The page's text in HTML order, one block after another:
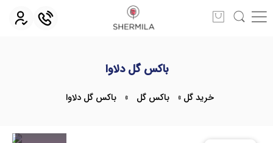
باکس گل دلاوا
خرید گل » باکس گل » باکس گل دلاوا